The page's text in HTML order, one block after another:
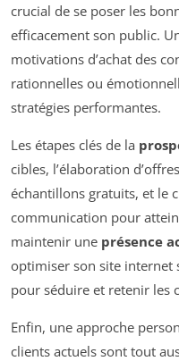
crucial de se poser les
efficacement son public.
motivations d’achat des
rationnelles ou
stratégies performantes.
Les étapes clés de la
cibles, l’élaboration
échantillons gratuits, et le
communication pour
maintenir une présence
optimiser son site internet
pour séduire et retenir les
Enfin, une approche
clients actuels sont tout